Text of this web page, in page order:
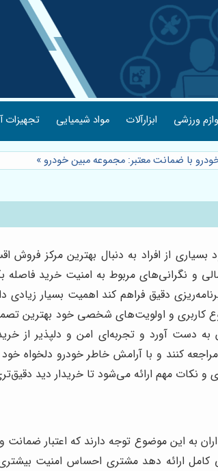
ورزشی ابزارآلات مواد شیمیایی تجهیزات
با ضمانت معتبر: مجموعه مبین خودرو »
بسیاری از افراد به دنبال بهترین مرکز
و نگرانی‌های مربوط به امنیت خرید فاصله
برنامه‌ریزی دقیق فراهم کند اهمیت بسیار
و اولویت‌های شخصی خود بهترین
به دست آورد و تجربه‌ای امن و دلپذیر
کنند و با آرامش خاطر خودرو دلخواه خود
نکات مهم ارائه می‌شود تا خریدار دید
به این موضوع توجه دارند که اعتبار ضمانت
کامل ارائه دهد مشتری احساس امنیت